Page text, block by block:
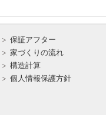
保証アフター
家づくりの流れ
構造計算
個人情報保護方針